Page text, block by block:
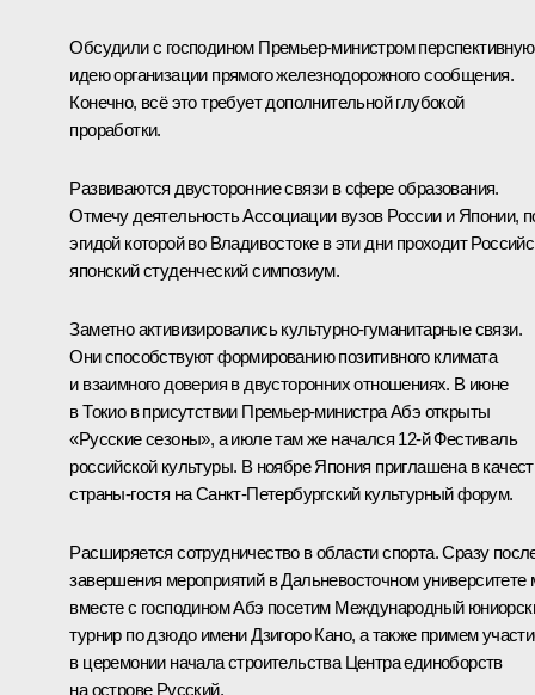
Обсудили с господином Премьер-министром перспективную
идею организации прямого железнодорожного сообщения.
Конечно, всё это требует дополнительной глубокой
проработки.
Развиваются двусторонние связи в сфере образования.
Отмечу деятельность Ассоциации вузов России и Японии,
эгидой которой во Владивостоке в эти дни проходит
японский студенческий симпозиум.
Заметно активизировались культурно-гуманитарные связи.
Они способствуют формированию позитивного климата
и взаимного доверия в двусторонних отношениях. В июне
в Токио в присутствии Премьер-министра Абэ открыты
«Русские сезоны», а июле там же начался 12-й Фестиваль
российской культуры. В ноябре Япония приглашена в
страны-гостя на Санкт-Петербургский культурный форум.
Расширяется сотрудничество в области спорта. Сразу
завершения мероприятий в Дальневосточном университете
вместе с господином Абэ посетим Международный
турнир по дзюдо имени Дзигоро Кано, а также примем
в церемонии начала строительства Центра единоборств
на острове Русский.